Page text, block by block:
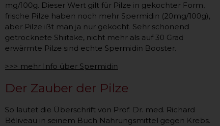
mg/100g. Dieser Wert gilt für Pilze in gekochter Form,
frische Pilze haben noch mehr Spermidin (20mg/100g),
aber Pilze ißt man ja nur gekocht. Sehr schonend
getrocknete Shiitake, nicht mehr als auf 30 Grad
erwärmte Pilze sind echte Spermidin Booster.
>>> mehr Info über Spermidin
Der Zauber der Pilze
So lautet die Überschrift von Prof. Dr. med. Richard
Béliveau in seinem Buch Nahrungsmittel gegen Krebs.